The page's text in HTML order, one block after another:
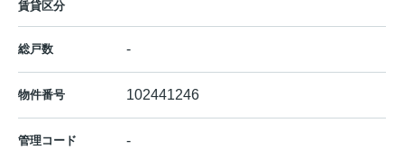
賃貸区分
総戸数 -
物件番号 102441246
管理コード -